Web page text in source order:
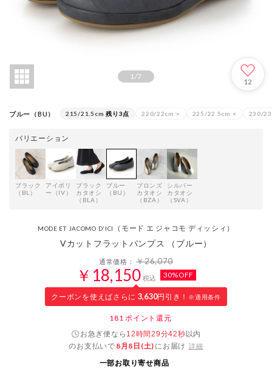
1/7
12
ブルー（BU） 215/21.5cm 残り3点 220/22cm × 225/22.5cm × 230/
バリエーション
ブラック
（BL）
アイボリ
ー（IV）
ブラック
カタオシ
（BLA）
ブルー
（BU）
ブロンズ
カタオシ
（BZA）
シルバー
カタオシ
（SVA）
MODE ET JACOMO D'ICI （モード エ ジャコモ ディッシィ）
Vカットフラットパンプス （ブルー）
通常価格：￥26,070
￥18,150 税込 30%OFF
クーポンを使えばさらに 3,630円引き！ ※適用条件
181 ポイント還元
お急ぎ便なら 12時間29分42秒以内
のお支払いで 8月8日(土) にお届け 詳細
一部お取り寄せ商品